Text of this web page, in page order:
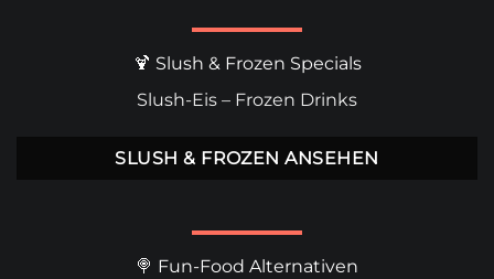
🍹 Slush & Frozen Specials
Slush-Eis – Frozen Drinks
SLUSH & FROZEN ANSEHEN
🍭 Fun-Food Alternativen